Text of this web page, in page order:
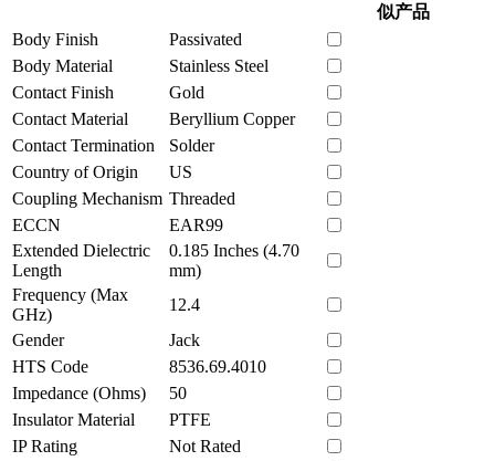
似产品
Body Finish
Passivated
Body Material
Stainless Steel
Contact Finish
Gold
Contact Material
Beryllium Copper
Contact Termination
Solder
Country of Origin
US
Coupling Mechanism Threaded
ECCN
EAR99
Extended Dielectric
Length
0.185 Inches (4.70
mm)
Frequency (Max
GHz)
12.4
Gender
Jack
HTS Code
8536.69.4010
Impedance (Ohms)
50
Insulator Material
PTFE
IP Rating
Not Rated